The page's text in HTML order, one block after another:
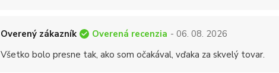
Overený zákazník Overená recenzia - 06. 08. 2026
Všetko bolo presne tak, ako som očakával, vďaka za skvelý tovar.